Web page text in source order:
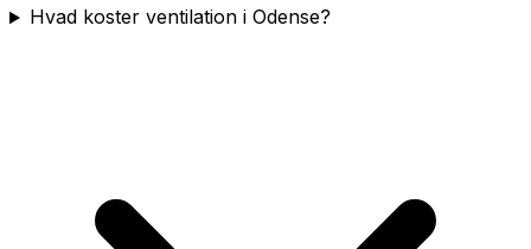
Hvad koster ventilation i Odense?